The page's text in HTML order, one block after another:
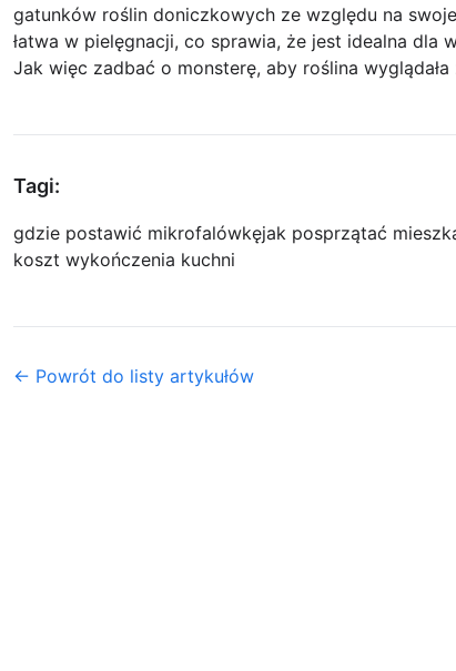
gatunków roślin doniczkowych ze względu na
łatwa w pielęgnacji, co sprawia, że jest idealna
Jak więc zadbać o monsterę, aby roślina
Tagi:
gdzie postawić mikrofalówkęjak posprzątać
koszt wykończenia kuchni
← Powrót do listy artykułów